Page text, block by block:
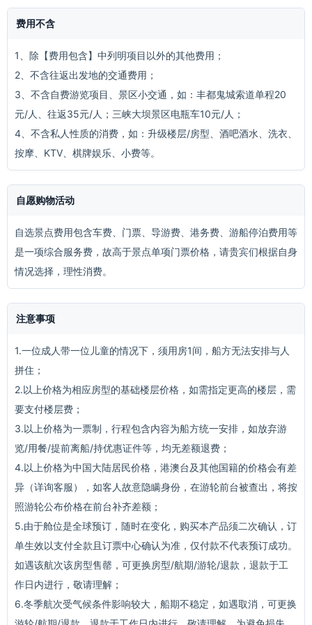
费用不含
1、除【费用包含】中列明项目以外的其他费用；
2、不含往返出发地的交通费用；
3、不含自费游览项目、景区小交通，如：丰都鬼城索道单程20
元/人、往返35元/人；三峡大坝景区电瓶车10元/人；
4、不含私人性质的消费，如：升级楼层/房型、酒吧酒水、洗衣、
按摩、KTV、棋牌娱乐、小费等。
自愿购物活动
自选景点费用包含车费、门票、导游费、港务费、游船停泊费用等
是一项综合服务费，故高于景点单项门票价格，请贵宾们根据自身
情况选择，理性消费。
注意事项
1.一位成人带一位儿童的情况下，须用房1间，船方无法安排与人
拼住；
2.以上价格为相应房型的基础楼层价格，如需指定更高的楼层，需
要支付楼层费；
3.以上价格为一票制，行程包含内容为船方统一安排，如放弃游
览/用餐/提前离船/持优惠证件等，均无差额退费；
4.以上价格为中国大陆居民价格，港澳台及其他国籍的价格会有差
异（详询客服），如客人故意隐瞒身份，在游轮前台被查出，将按
照游轮公布价格在前台补齐差额；
5.由于舱位是全球预订，随时在变化，购买本产品须二次确认，订
单生效以支付全款且订票中心确认为准，仅付款不代表预订成功。
如遇该航次该房型售罄，可更换房型/航期/游轮/退款，退款于工
作日内进行，敬请理解；
6.冬季航次受气候条件影响较大，船期不稳定，如遇取消，可更换